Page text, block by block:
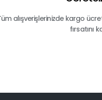
alışverişlerinizde kargo
fırsatını